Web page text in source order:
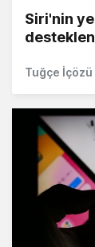
Siri'nin
Tuğçe İçözü